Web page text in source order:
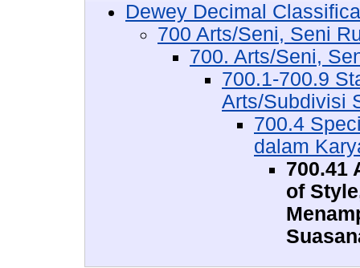
Dewey Decimal
700 Arts/Seni, Seni
700. Arts/Seni,
700.1-700.9
Arts/Subdivisi
700.4
dalam
700.41
of